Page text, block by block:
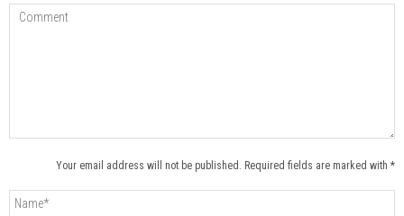
Your email address will not be published. Required fields are marked with *